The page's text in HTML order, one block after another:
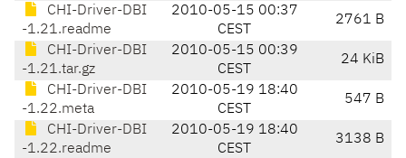
CHI-Driver-DBI
-1.21.readme
2010-05-15 00:37
CEST
2761 B
CHI-Driver-DBI
-1.21.tar.gz
2010-05-15 00:39
CEST
24 KiB
CHI-Driver-DBI
-1.22.meta
2010-05-19 18:40
CEST
547 B
CHI-Driver-DBI
-1.22.readme
2010-05-19 18:40
CEST
3138 B